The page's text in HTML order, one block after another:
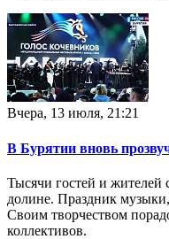
Вчера, 13 июля, 21:21
В Бурятии вновь
Тысячи гостей и жителей
долине. Праздник
Своим творчеством
коллективов.